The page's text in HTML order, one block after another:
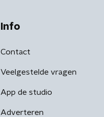
Info
Contact
Veelgestelde vragen
App de studio
Adverteren